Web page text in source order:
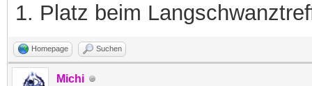
1. Platz beim
Homepage Suchen
Michi